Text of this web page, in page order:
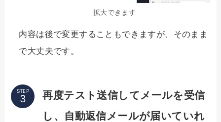
拡大できます
内容は後で変更することもできますが、そのまま
で大丈夫です。
STEP
再度テスト送信してメールを受信
し、自動返信メールが届いていれ